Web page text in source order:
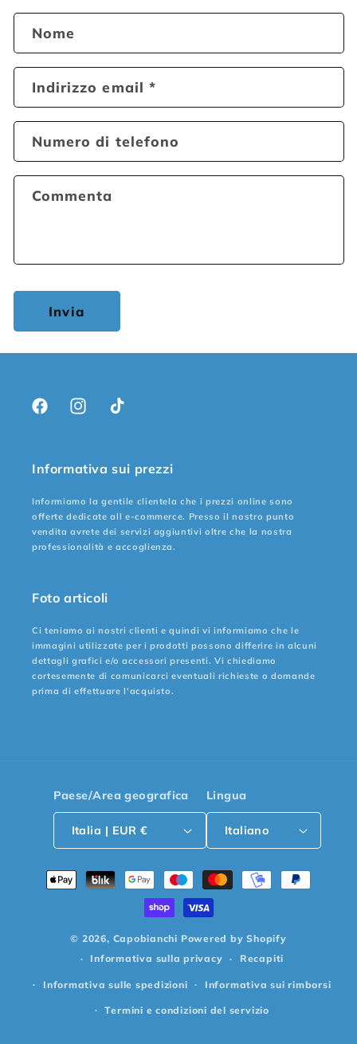
Nome
Indirizzo email*
Numero di telefono
Commenta
Invia
FacebookInstagramTikTok
Informativa sui prezzi
Informiamo la gentile clientela che i prezzi online sono
offerte dedicate all e-commerce. Presso il nostro punto
vendita avrete dei servizi aggiuntivi oltre che la nostra
professionalità e accoglienza.
Foto articoli
Ci teniamo ai nostri clienti e quindi vi informiamo che le
immagini utilizzate per i prodotti possono differire in alcuni
dettagli grafici e/o accessori presenti. Vi chiediamo
cortesemente di comunicarci eventuali richieste o domande
prima di effettuare l'acquisto.
Paese/Area geografica
Italia | EUR €
Lingua
Italiano
Metodi
© 2026, Capobianchi Powered by Shopify
Informativa sulla privacy
Recapiti
Informativa sulle spedizioni Informativa sui rimborsi
Termini e condizioni del servizio